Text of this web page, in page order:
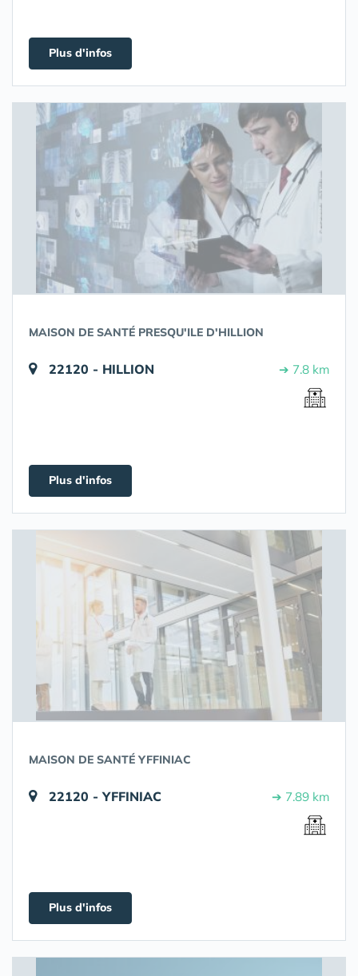
Plus d'infos
MAISON DE SANTÉ PRESQU'ILE D'HILLION
22120 - HILLION ➔ 7.8 km
Plus d'infos
MAISON DE SANTÉ YFFINIAC
22120 - YFFINIAC ➔ 7.89 km
Plus d'infos